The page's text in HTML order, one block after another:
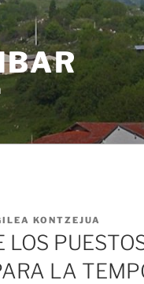
KONTZEJUA
LOS
LA